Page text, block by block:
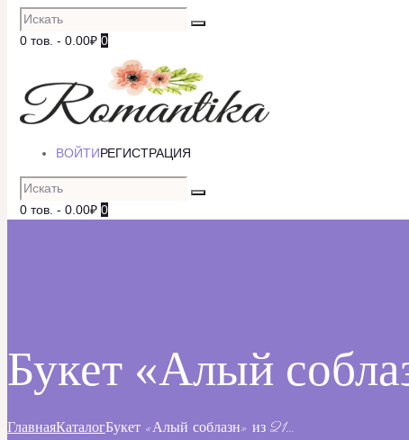
0 тов. - 0.00₽ 0
ВОЙТИРЕГИСТРАЦИЯ
0 тов. - 0.00₽ 0
Букет «Алый
ГлавнаяКаталогБукет «Алый соблазн» из 21...